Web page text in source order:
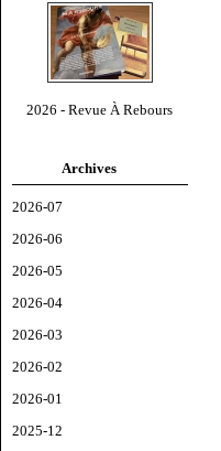
2026 - Revue À Rebours
Archives
2026-07
2026-06
2026-05
2026-04
2026-03
2026-02
2026-01
2025-12